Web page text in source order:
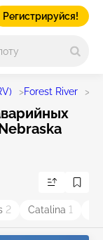
Регистрируйся!
>Forest River >
2 Catalina 1